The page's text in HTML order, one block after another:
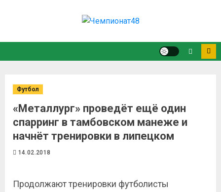
Футбол
«Металлург» проведёт ещё один
спарринг в тамбовском манеже и
начнёт тренировки в липецком
14.02.2018
Продолжают тренировки футболисты